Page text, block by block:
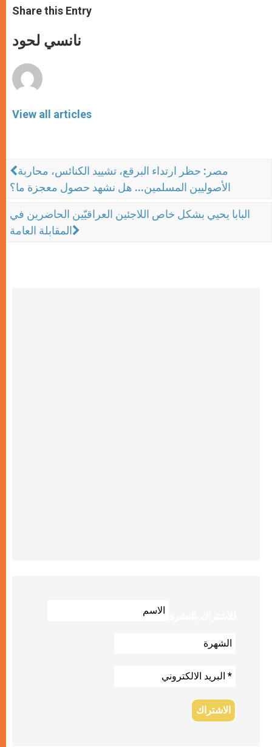
t
s
p
p
s
e
e
e
b
o
k
Share this Entry
نانسي لحود
View all articles
مصر: حظر ارتداء البرقع، تشييد الكنائس، محاربة
الأصوليين المسلمين... هل نشهد حصول معجزة ما؟
البابا يحيي بشكل خاص اللاجئين العراقيّين الحاضرين في
المقابلة العامة